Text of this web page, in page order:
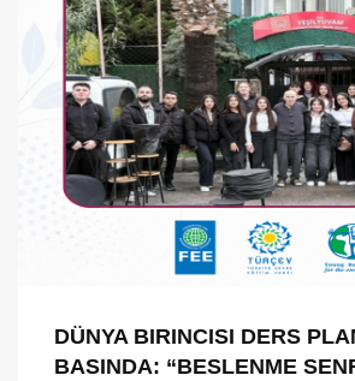
DÜNYA BIRINCISI DERS
BASINDA: “BESLENME